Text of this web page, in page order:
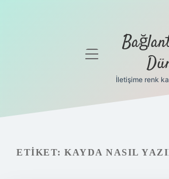
Gizlilik
Yasal Uyarı
menüyü
İletişime renk
ETIKET: KAYDA NASIL